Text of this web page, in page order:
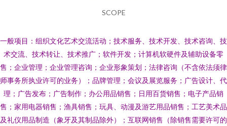
SCOPE
一般项目：组织文化艺术交流活动；技术服务、技术开发、技术咨询、技
术交流、技术转让、技术推广；软件开发；计算机软硬件及辅助设备零
售；企业管理；企业管理咨询；企业形象策划；法律咨询（不含依法须律
师事务所执业许可的业务）；品牌管理；会议及展览服务；广告设计、代
理；广告发布；广告制作；办公用品销售；日用百货销售；电子产品销
售；家用电器销售；渔具销售；玩具、动漫及游艺用品销售；工艺美术品
及礼仪用品制造（象牙及其制品除外）；互联网销售（除销售需要许可的